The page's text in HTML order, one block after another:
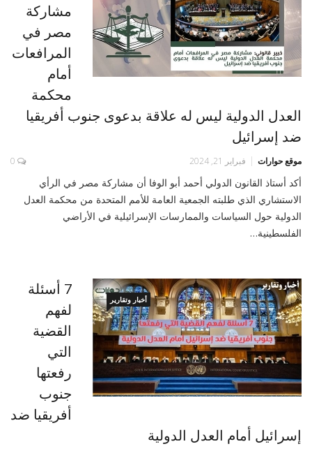
مشاركة
مصر في
المرافعات
أمام
محكمة
العدل الدولية ليس له علاقة بدعوى جنوب أفريقيا
ضد إسرائيل
موقع حوارات فبراير 21, 2024 0
أكد أستاذ القانون الدولي أحمد أبو الوفا أن مشاركة مصر في الرأي
الاستشاري الذي طلبته الجمعية العامة للأمم المتحدة من محكمة العدل
الدولية حول السياسات والممارسات الإسرائيلية في الأراضي
الفلسطينية…
أخبار وتقارير
7 أسئلة
لفهم
القضية
التي
رفعتها
جنوب
أفريقيا ضد
إسرائيل أمام العدل الدولية